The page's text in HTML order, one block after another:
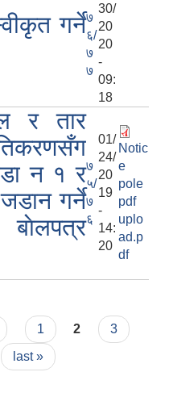
गर्ने७
६/
७
७
30/
20
20
-
09:
18
र तार
न‌‍‍ १ र
गर्ने
बाेलपत्र
७
५/
७
६
01/
24/
20
19
-
14:
20
Notic
e
pole
pdf
uplo
ad.p
df
1 2
3
last »